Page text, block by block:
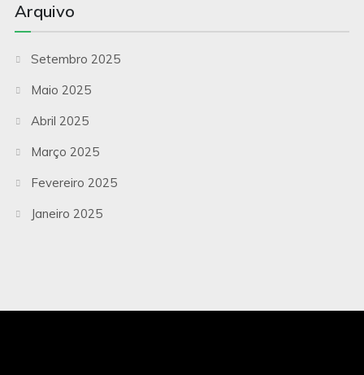
Arquivo
Setembro 2025
Maio 2025
Abril 2025
Março 2025
Fevereiro 2025
Janeiro 2025